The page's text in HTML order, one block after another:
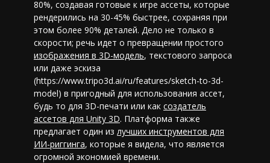
80%, создавая готовые к игре ассеты, которые
рендерились на 30-45% быстрее, сохраняя при
этом более 90% деталей. Дело не только в
скорости; речь идет о превращении простого
изображения в 3D-модель, текстового запроса
или даже эскиза
(https://www.tripo3d.ai/ru/features/sketch-to-3d-
model) в пригодный для использования ассет,
будь то для 3D-печати или как создатель
ассетов для Unity 3D. Платформа также
предлагает один из лучших инструментов для
ИИ-риггинга, которые я видела, что является
огромной экономией времени.